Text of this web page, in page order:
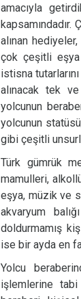
amacıyla
alınan
çok çeşitli eşya
istisna
alınacak tek
yolcunun
yolcunun
gibi çeşitli
Türk gümrük
mamulleri,
eşya, müzik ve
akvaryum
doldurmamış
ise bir ayda en
Yolcu
işlemlerine